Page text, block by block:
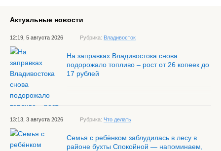
Актуальные новости
12:19, 5 августа 2026 Рубрика: Владивосток
На заправках Владивостока снова
подорожало топливо – рост от 26 копеек до
17 рублей
13:13, 3 августа 2026 Рубрика: Что делать
Семья с ребёнком заблудилась в лесу в
районе бухты Спокойной — напоминаем,